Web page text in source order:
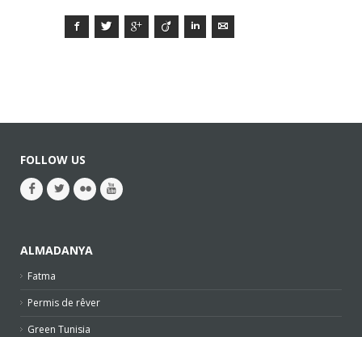
Facebook TwitterGoogle+ ViadeoLinkedInE-mail
FOLLOW US
ALMADANYA
Fatma
Permis de rêver
Green Tunisia